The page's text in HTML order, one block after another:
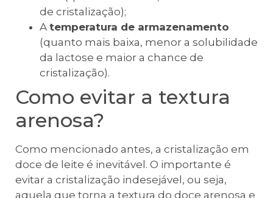
de cristalização);
A temperatura de armazenamento
(quanto mais baixa, menor a solubilidade
da lactose e maior a chance de
cristalização).
Como evitar a textura
arenosa?
Como mencionado antes, a cristalização em
doce de leite é inevitável. O importante é
evitar a cristalização indesejável, ou seja,
aquela que torna a textura do doce arenosa e